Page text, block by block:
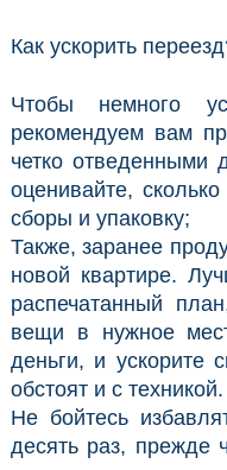
Как ускорить
Чтобы немного
рекомендуем вам
четко отведенными
оценивайте,
сборы и упаковку;
Также, заранее
новой квартире.
распечатанный
вещи в нужное
деньги, и ускорите
обстоят и с техникой.
Не бойтесь
десять раз, прежде